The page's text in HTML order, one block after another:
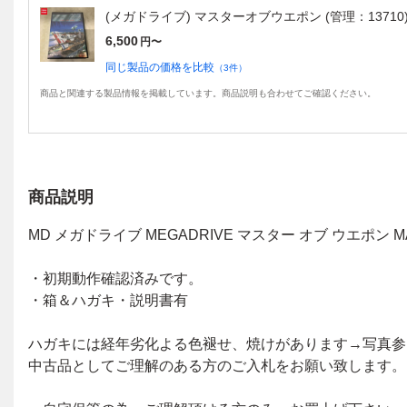
(メガドライブ) マスターオブウエポン (管理：
6,500 円〜
同じ製品の価格を比較 （3件）
商品と関連する製品情報を掲載しています。商品説明も合わせてご確認ください。
商品説明